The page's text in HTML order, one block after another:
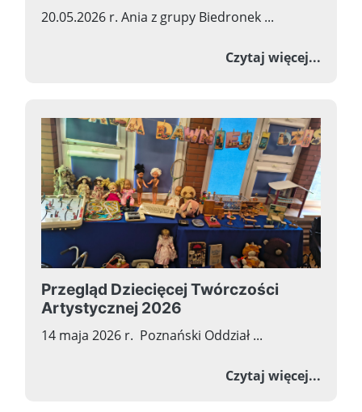
20.05.2026 r. Ania z grupy Biedronek ...
Czytaj więcej...o I
Przegląd Dziecięcej Twórczości
Artystycznej 2026
14 maja 2026 r. Poznański Oddział ...
Czytaj więcej...o